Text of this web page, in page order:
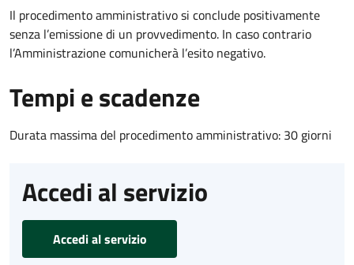
Il procedimento amministrativo si conclude positivamente
senza l’emissione di un provvedimento. In caso contrario
l’Amministrazione comunicherà l’esito negativo.
Tempi e scadenze
Durata massima del procedimento amministrativo: 30 giorni
Accedi al servizio
Accedi al servizio